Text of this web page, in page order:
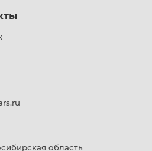
область